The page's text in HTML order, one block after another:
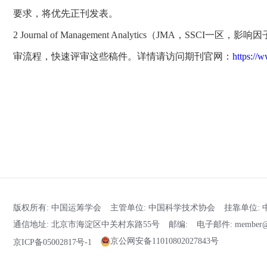
要求，将优先正刊发表。
2 Journal of Management Analytics（JMA，SSCI一区，影
审流程，快速评审这些稿件。详情请访问期刊官网： https://
版权所有: 中国运筹学会 主管单位: 中国科学技术协会
挂靠单位:
通信地址: 北京市海淀区中关村东路55号
邮编: 电子邮件:
京ICP备05002817号-1 京公网安备11010802027843号